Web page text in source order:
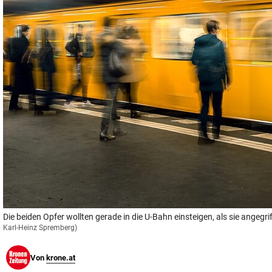
© Krone Multimedia GmbH & Co KG 2026
Muthgasse 2, 1190 Wien
Die beiden Opfer wollten gerade in die U-Bahn einsteigen, als sie
Karl-Heinz Spremberg)
Von krone.at